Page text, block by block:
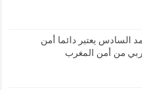
السادس يعتبر دائما أمن
من أمن المغرب